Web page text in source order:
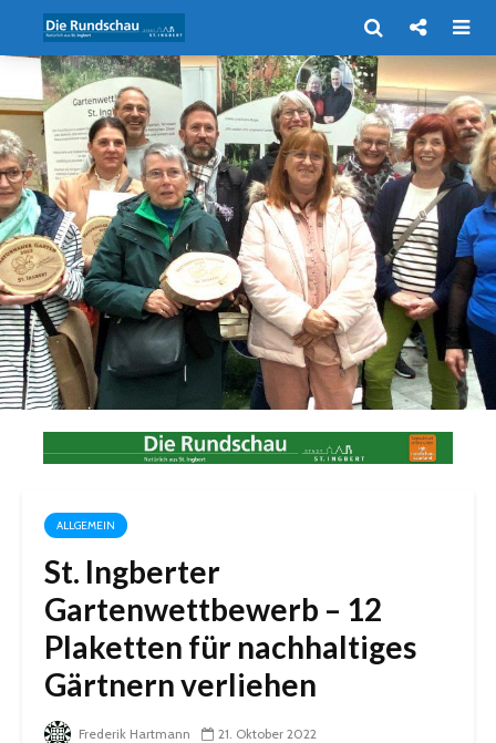
ALLGEMEIN
St. Ingberter
Gartenwettbewerb – 12
Plaketten für nachhaltiges
Gärtnern verliehen
Frederik Hartmann
21. Oktober 2022